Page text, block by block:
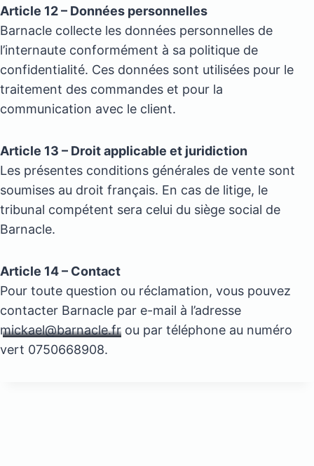
Article 12 – Données personnelles
Barnacle collecte les données personnelles de
l’internaute conformément à sa politique de
confidentialité. Ces données sont utilisées pour le
traitement des commandes et pour la
communication avec le client.
Article 13 – Droit applicable et juridiction
Les présentes conditions générales de vente sont
soumises au droit français. En cas de litige, le
tribunal compétent sera celui du siège social de
Barnacle.
Article 14 – Contact
Pour toute question ou réclamation, vous pouvez
contacter Barnacle par e-mail à l’adresse
mickael@barnacle.fr ou par téléphone au numéro
vert 0750668908.